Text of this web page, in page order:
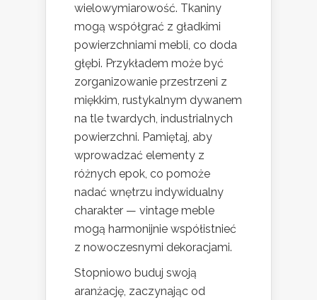
wielowymiarowość. Tkaniny
mogą współgrać z gładkimi
powierzchniami mebli, co doda
głębi. Przykładem może być
zorganizowanie przestrzeni z
miękkim, rustykalnym dywanem
na tle twardych, industrialnych
powierzchni. Pamiętaj, aby
wprowadzać elementy z
różnych epok, co pomoże
nadać wnętrzu indywidualny
charakter — vintage meble
mogą harmonijnie współistnieć
z nowoczesnymi dekoracjami.
Stopniowo buduj swoją
aranżację, zaczynając od